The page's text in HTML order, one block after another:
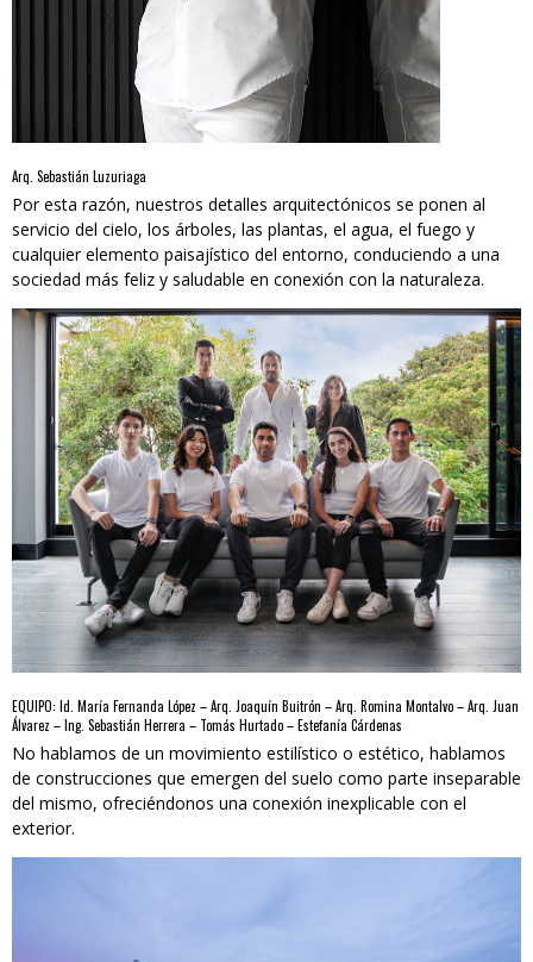
Arq. Sebastián Luzuriaga
Por esta razón, nuestros detalles arquitectónicos se ponen al
servicio del cielo, los árboles, las plantas, el agua, el fuego y
cualquier elemento paisajístico del entorno, conduciendo a una
sociedad más feliz y saludable en conexión con la naturaleza.
EQUIPO: Id. María Fernanda López – Arq. Joaquín Buitrón – Arq. Romina Montalvo – Arq. Juan
Álvarez – Ing. Sebastián Herrera – Tomás Hurtado – Estefanía Cárdenas
No hablamos de un movimiento estilístico o estético, hablamos
de construcciones que emergen del suelo como parte inseparable
del mismo, ofreciéndonos una conexión inexplicable con el
exterior.